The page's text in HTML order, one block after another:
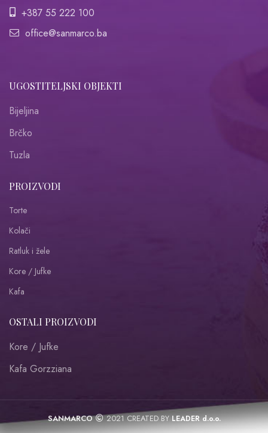
+387 55 222 100
office@sanmarco.ba
UGOSTITELJSKI OBJEKTI
Bijeljina
Brčko
Tuzla
PROIZVODI
Torte
Kolači
Ratluk i žele
Kore / Jufke
Kafa
OSTALI PROIZVODI
Kore / Jufke
Kafa Gorzziana
SANMARCO 2021 CREATED BYLEADER d.o.o.